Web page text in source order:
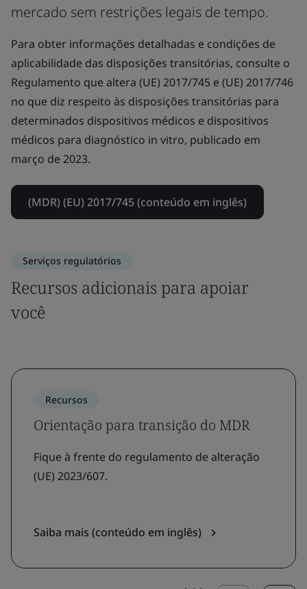
mercado sem restrições legais de tempo.
Para obter informações detalhadas e condições de
aplicabilidade das disposições transitórias, consulte o
Regulamento que altera (UE) 2017/745 e (UE) 2017/746
no que diz respeito às disposições transitórias para
determinados dispositivos médicos e dispositivos
médicos para diagnóstico in vitro, publicado em
março de 2023.
(MDR) (EU) 2017/745 (conteúdo em inglês)
Serviços regulatórios
Recursos adicionais para apoiar
você
Recursos
Orientação para transição do MDR
Fique à frente do regulamento de alteração
(UE) 2023/607.
Saiba mais (conteúdo em inglês)